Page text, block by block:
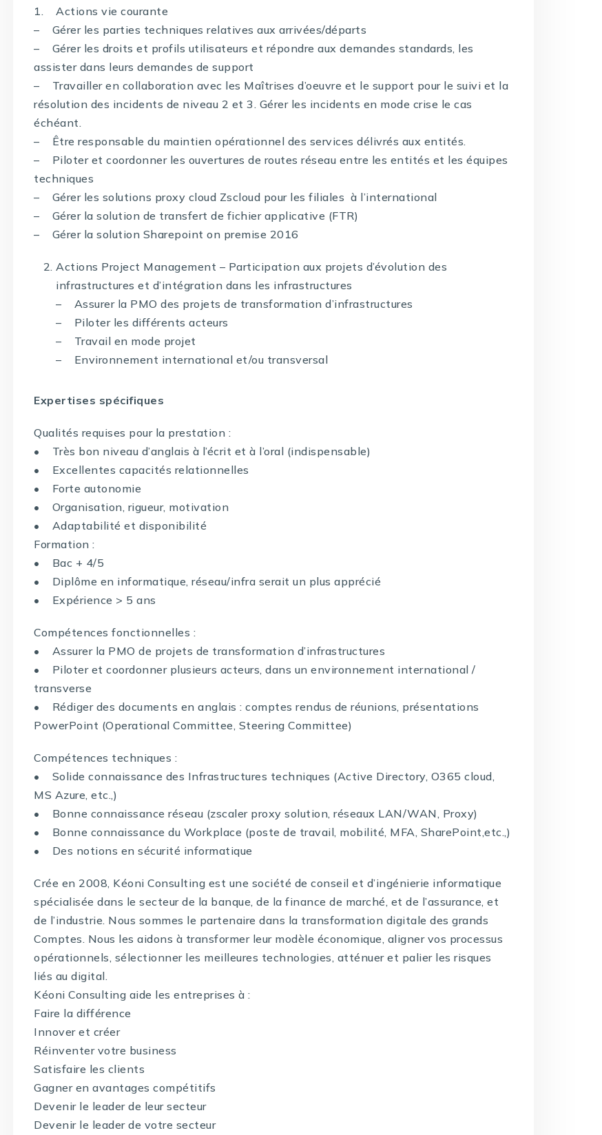
1. Actions vie courante
– Gérer les parties techniques relatives aux arrivées/départs
– Gérer les droits et profils utilisateurs et répondre aux demandes standards, les
assister dans leurs demandes de support
– Travailler en collaboration avec les Maîtrises d’oeuvre et le support pour le suivi et la
résolution des incidents de niveau 2 et 3. Gérer les incidents en mode crise le cas
échéant.
– Être responsable du maintien opérationnel des services délivrés aux entités.
– Piloter et coordonner les ouvertures de routes réseau entre les entités et les équipes
techniques
– Gérer les solutions proxy cloud Zscloud pour les filiales à l’international
– Gérer la solution de transfert de fichier applicative (FTR)
– Gérer la solution Sharepoint on premise 2016
Actions Project Management – Participation aux projets d’évolution des
infrastructures et d’intégration dans les infrastructures
– Assurer la PMO des projets de transformation d’infrastructures
– Piloter les différents acteurs
– Travail en mode projet
– Environnement international et/ou transversal
Expertises spécifiques
Qualités requises pour la prestation :
• Très bon niveau d’anglais à l’écrit et à l’oral (indispensable)
• Excellentes capacités relationnelles
• Forte autonomie
• Organisation, rigueur, motivation
• Adaptabilité et disponibilité
Formation :
• Bac + 4/5
• Diplôme en informatique, réseau/infra serait un plus apprécié
• Expérience > 5 ans
Compétences fonctionnelles :
• Assurer la PMO de projets de transformation d’infrastructures
• Piloter et coordonner plusieurs acteurs, dans un environnement international /
transverse
• Rédiger des documents en anglais : comptes rendus de réunions, présentations
PowerPoint (Operational Committee, Steering Committee)
Compétences techniques :
• Solide connaissance des Infrastructures techniques (Active Directory, O365 cloud,
MS Azure, etc.,)
• Bonne connaissance réseau (zscaler proxy solution, réseaux LAN/WAN, Proxy)
• Bonne connaissance du Workplace (poste de travail, mobilité, MFA, SharePoint,etc.,)
• Des notions en sécurité informatique
Crée en 2008, Kéoni Consulting est une société de conseil et d’ingénierie informatique
spécialisée dans le secteur de la banque, de la finance de marché, et de l’assurance, et
de l’industrie. Nous sommes le partenaire dans la transformation digitale des grands
Comptes. Nous les aidons à transformer leur modèle économique, aligner vos processus
opérationnels, sélectionner les meilleures technologies, atténuer et palier les risques
liés au digital.
Kéoni Consulting aide les entreprises à :
Faire la différence
Innover et créer
Réinventer votre business
Satisfaire les clients
Gagner en avantages compétitifs
Devenir le leader de leur secteur
Devenir le leader de votre secteur